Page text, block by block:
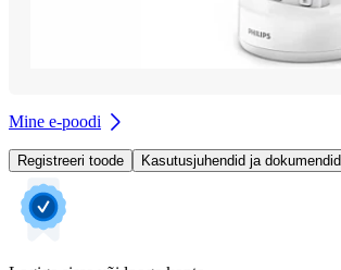
Mine e-poodi
Registreeri toode Kasutusjuhendid ja dokumendid